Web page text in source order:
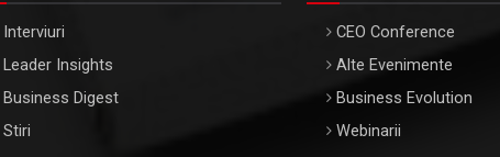
Interviuri
Leader Insights
Business Digest
Stiri
CEO Conference
Alte Evenimente
Business Evolution
Webinarii